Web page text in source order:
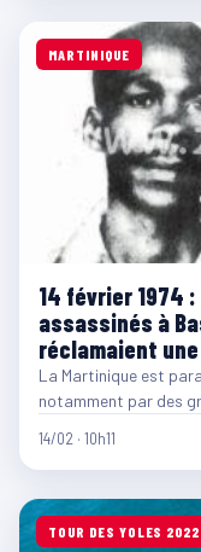
MARTINIQUE
14 février 1974
assassinés à
réclamaient
La Martinique est
notamment par des
14/02 · 10h11
TOUR DES YOLES 2022